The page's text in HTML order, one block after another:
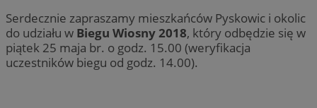
Serdecznie zapraszamy mieszkańców Pyskowic i okolic
do udziału w Biegu Wiosny 2018, który odbędzie się w
piątek 25 maja br. o godz. 15.00 (weryfikacja
uczestników biegu od godz. 14.00).